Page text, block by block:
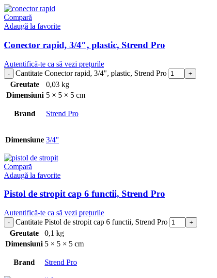
Compară
Adaugă la favorite
Conector rapid, 3/4″, plastic, Strend Pro
Autentifică-te ca să vezi prețurile
Cantitate Conector rapid, 3/4", plastic, Strend Pro
Greutate
0,03 kg
Dimensiuni 5 × 5 × 5 cm
Brand Strend Pro
Dimensiune 3/4"
Compară
Adaugă la favorite
Pistol de stropit cap 6 functii, Strend Pro
Autentifică-te ca să vezi prețurile
Cantitate Pistol de stropit cap 6 functii, Strend Pro
Greutate
0,1 kg
Dimensiuni 5 × 5 × 5 cm
Brand Strend Pro